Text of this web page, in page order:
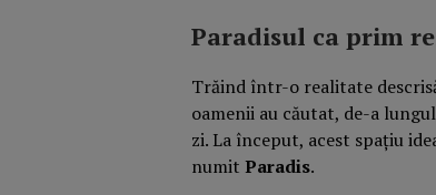
Paradisul ca prim
Trăind într-o realitate
oamenii au căutat, de-a
zi. La început, acest spațiu
numit Paradis.